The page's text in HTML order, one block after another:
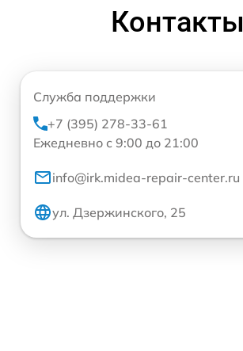
Контакты
Служба поддержки
+7 (395) 278-33-61
Ежедневно с 9:00 до 21:00
info@irk.midea-repair-center.ru
ул. Дзержинского, 25